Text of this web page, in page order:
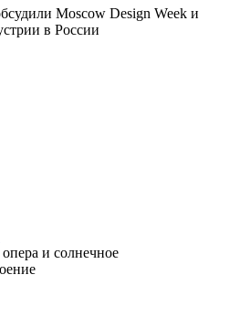
Moscow Design Week и
в России
и солнечное